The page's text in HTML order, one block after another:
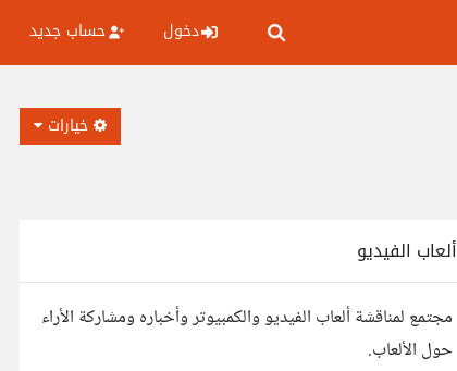
دخول حساب جديد
خيارات
ألعاب الفيديو
مجتمع لمناقشة ألعاب الفيديو والكمبيوتر وأخباره ومشاركة الأراء
حول الألعاب.